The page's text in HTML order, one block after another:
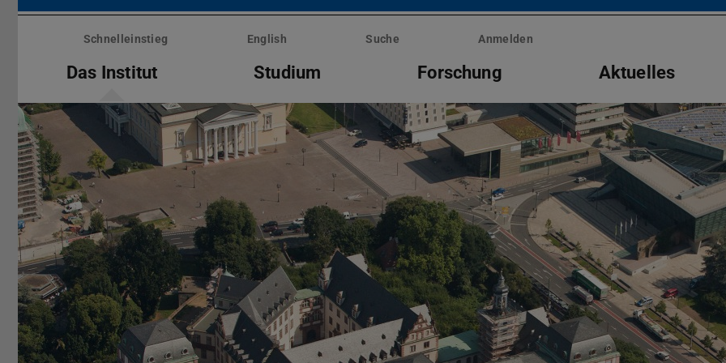
Menü
überspringenSchnelleinstieg English Suche Anmelden
Das Institut Studium Forschung Aktuelles